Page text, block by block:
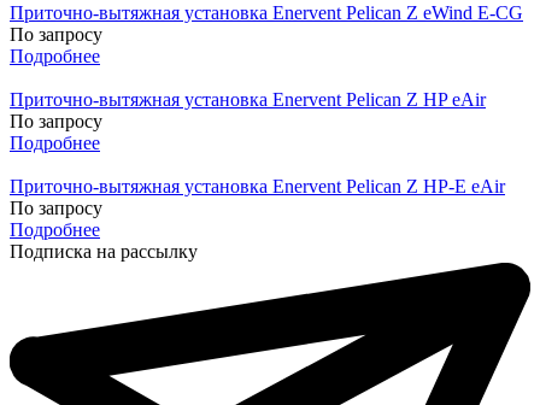
Приточно-вытяжная установка Enervent Pelican Z eWind E-CG
По запросу
Подробнее
Приточно-вытяжная установка Enervent Pelican Z HP eAir
По запросу
Подробнее
Приточно-вытяжная установка Enervent Pelican Z HP-E eAir
По запросу
Подробнее
Подписка на рассылку